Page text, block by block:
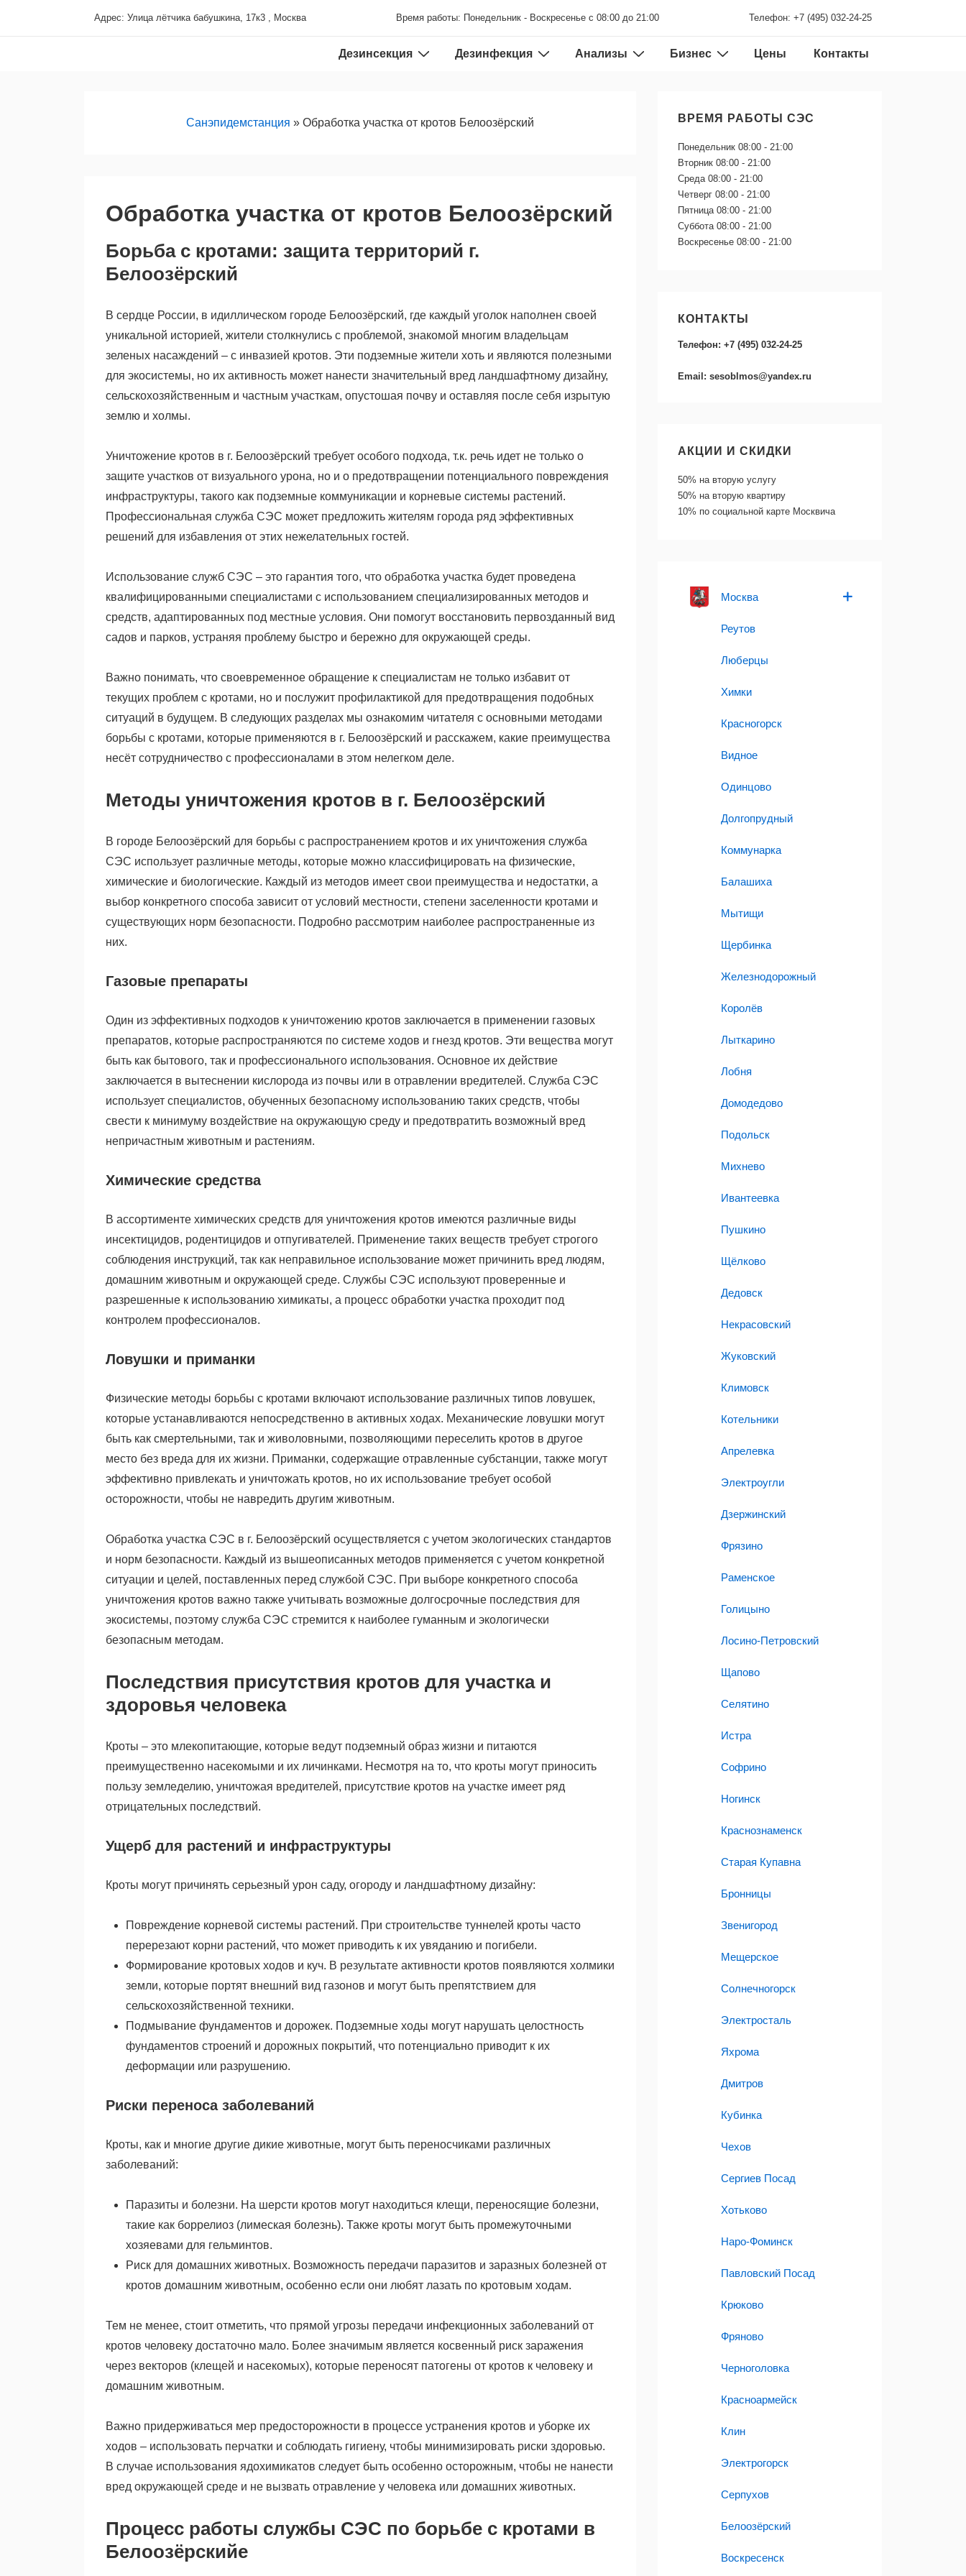
Адрес: Улица лётчика бабушкина, 17к3 , Москва Время работы: Понедельник - Воскресенье с 08:00 до 21:00 Телефон: +7 (495) 032-24-25
Дезинсекция Дезинфекция Анализы Бизнес Цены Контакты
Санэпидемстанция » Обработка участка от кротов Белоозёрский
Обработка участка от кротов Белоозёрский
Борьба с кротами: защита территорий г.
Белоозёрский
В сердце России, в идиллическом городе Белоозёрский, где каждый уголок наполнен своей
уникальной историей, жители столкнулись с проблемой, знакомой многим владельцам
зеленых насаждений – с инвазией кротов. Эти подземные жители хоть и являются полезными
для экосистемы, но их активность может нанести значительный вред ландшафтному дизайну,
сельскохозяйственным и частным участкам, опустошая почву и оставляя после себя изрытую
землю и холмы.
Уничтожение кротов в г. Белоозёрский требует особого подхода, т.к. речь идет не только о
защите участков от визуального урона, но и о предотвращении потенциального повреждения
инфраструктуры, такого как подземные коммуникации и корневые системы растений.
Профессиональная служба СЭС может предложить жителям города ряд эффективных
решений для избавления от этих нежелательных гостей.
Использование служб СЭС – это гарантия того, что обработка участка будет проведена
квалифицированными специалистами с использованием специализированных методов и
средств, адаптированных под местные условия. Они помогут восстановить первозданный вид
садов и парков, устраняя проблему быстро и бережно для окружающей среды.
Важно понимать, что своевременное обращение к специалистам не только избавит от
текущих проблем с кротами, но и послужит профилактикой для предотвращения подобных
ситуаций в будущем. В следующих разделах мы ознакомим читателя с основными методами
борьбы с кротами, которые применяются в г. Белоозёрский и расскажем, какие преимущества
несёт сотрудничество с профессионалами в этом нелегком деле.
Методы уничтожения кротов в г. Белоозёрский
В городе Белоозёрский для борьбы с распространением кротов и их уничтожения служба
СЭС использует различные методы, которые можно классифицировать на физические,
химические и биологические. Каждый из методов имеет свои преимущества и недостатки, а
выбор конкретного способа зависит от условий местности, степени заселенности кротами и
существующих норм безопасности. Подробно рассмотрим наиболее распространенные из
них.
Газовые препараты
Один из эффективных подходов к уничтожению кротов заключается в применении газовых
препаратов, которые распространяются по системе ходов и гнезд кротов. Эти вещества могут
быть как бытового, так и профессионального использования. Основное их действие
заключается в вытеснении кислорода из почвы или в отравлении вредителей. Служба СЭС
использует специалистов, обученных безопасному использованию таких средств, чтобы
свести к минимуму воздействие на окружающую среду и предотвратить возможный вред
непричастным животным и растениям.
Химические средства
В ассортименте химических средств для уничтожения кротов имеются различные виды
инсектицидов, родентицидов и отпугивателей. Применение таких веществ требует строгого
соблюдения инструкций, так как неправильное использование может причинить вред людям,
домашним животным и окружающей среде. Службы СЭС используют проверенные и
разрешенные к использованию химикаты, а процесс обработки участка проходит под
контролем профессионалов.
Ловушки и приманки
Физические методы борьбы с кротами включают использование различных типов ловушек,
которые устанавливаются непосредственно в активных ходах. Механические ловушки могут
быть как смертельными, так и живоловными, позволяющими переселить кротов в другое
место без вреда для их жизни. Приманки, содержащие отравленные субстанции, также могут
эффективно привлекать и уничтожать кротов, но их использование требует особой
осторожности, чтобы не навредить другим животным.
Обработка участка СЭС в г. Белоозёрский осуществляется с учетом экологических стандартов
и норм безопасности. Каждый из вышеописанных методов применяется с учетом конкретной
ситуации и целей, поставленных перед службой СЭС. При выборе конкретного способа
уничтожения кротов важно также учитывать возможные долгосрочные последствия для
экосистемы, поэтому служба СЭС стремится к наиболее гуманным и экологически
безопасным методам.
Последствия присутствия кротов для участка и
здоровья человека
Кроты – это млекопитающие, которые ведут подземный образ жизни и питаются
преимущественно насекомыми и их личинками. Несмотря на то, что кроты могут приносить
пользу земледелию, уничтожая вредителей, присутствие кротов на участке имеет ряд
отрицательных последствий.
Ущерб для растений и инфраструктуры
Кроты могут причинять серьезный урон саду, огороду и ландшафтному дизайну:
Повреждение корневой системы растений. При строительстве туннелей кроты часто
перерезают корни растений, что может приводить к их увяданию и погибели.
Формирование кротовых ходов и куч. В результате активности кротов появляются холмики
земли, которые портят внешний вид газонов и могут быть препятствием для
сельскохозяйственной техники.
Подмывание фундаментов и дорожек. Подземные ходы могут нарушать целостность
фундаментов строений и дорожных покрытий, что потенциально приводит к их
деформации или разрушению.
Риски переноса заболеваний
Кроты, как и многие другие дикие животные, могут быть переносчиками различных
заболеваний:
Паразиты и болезни. На шерсти кротов могут находиться клещи, переносящие болезни,
такие как боррелиоз (лимеская болезнь). Также кроты могут быть промежуточными
хозяевами для гельминтов.
Риск для домашних животных. Возможность передачи паразитов и заразных болезней от
кротов домашним животным, особенно если они любят лазать по кротовым ходам.
Тем не менее, стоит отметить, что прямой угрозы передачи инфекционных заболеваний от
кротов человеку достаточно мало. Более значимым является косвенный риск заражения
через векторов (клещей и насекомых), которые переносят патогены от кротов к человеку и
домашним животным.
Важно придерживаться мер предосторожности в процессе устранения кротов и уборке их
ходов – использовать перчатки и соблюдать гигиену, чтобы минимизировать риски здоровью.
В случае использования ядохимикатов следует быть особенно осторожным, чтобы не нанести
вред окружающей среде и не вызвать отравление у человека или домашних животных.
Процесс работы службы СЭС по борьбе с кротами в
Белоозёрскийе
ВРЕМЯ РАБОТЫ СЭС
Понедельник 08:00 - 21:00
Вторник 08:00 - 21:00
Среда 08:00 - 21:00
Четверг 08:00 - 21:00
Пятница 08:00 - 21:00
Суббота 08:00 - 21:00
Воскресенье 08:00 - 21:00
КОНТАКТЫ
Телефон: +7 (495) 032-24-25
Email: sesoblmos@yandex.ru
АКЦИИ И СКИДКИ
50% на вторую услугу
50% на вторую квартиру
10% по социальной карте Москвича
Москва
Реутов
Люберцы
Химки
Красногорск
Видное
Одинцово
Долгопрудный
Коммунарка
Балашиха
Мытищи
Щербинка
Железнодорожный
Королёв
Лыткарино
Лобня
Домодедово
Подольск
Михнево
Ивантеевка
Пушкино
Щёлково
Дедовск
Некрасовский
Жуковский
Климовск
Котельники
Апрелевка
Электроугли
Дзержинский
Фрязино
Раменское
Голицыно
Лосино-Петровский
Щапово
Селятино
Истра
Софрино
Ногинск
Краснознаменск
Старая Купавна
Бронницы
Звенигород
Мещерское
Солнечногорск
Электросталь
Яхрома
Дмитров
Кубинка
Чехов
Сергиев Посад
Хотьково
Наро-Фоминск
Павловский Посад
Крюково
Фряново
Черноголовка
Красноармейск
Клин
Электрогорск
Серпухов
Белоозёрский
Воскресенск